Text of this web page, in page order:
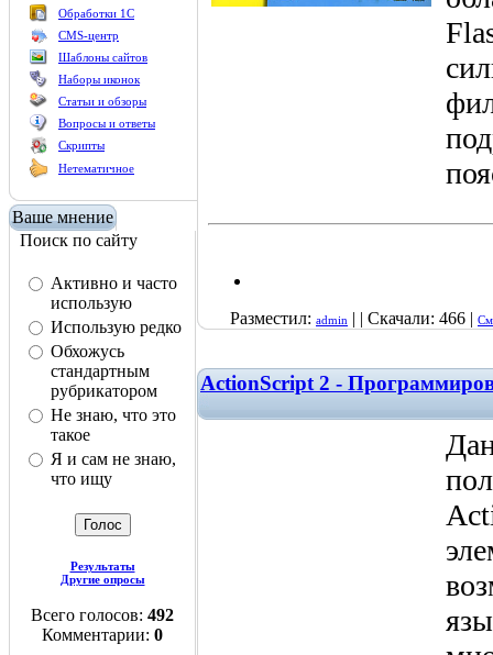
Обработки 1С
CMS-центр
Шаблоны сайтов
Наборы иконок
Статьи и обзоры
Вопросы и ответы
Скрипты
Нетематичное
Ваше мнение
Поиск по сайту
Активно и часто
использую
Использую редко
Обхожусь
стандартным
рубрикатором
Не знаю, что это
такое
Я и сам не знаю,
что ищу
Результаты
Другие опросы
Всего голосов: 492
Комментарии: 0
Разместил: admin | | Скачали: 466 |
ActionScript 2 -